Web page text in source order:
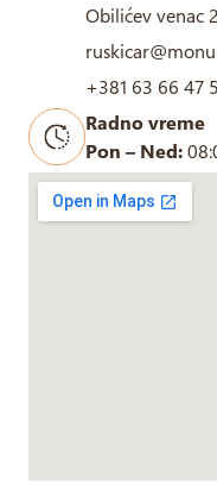
Obilićev venac
+381 63 66 47
Radno vreme
Pon – Ned: